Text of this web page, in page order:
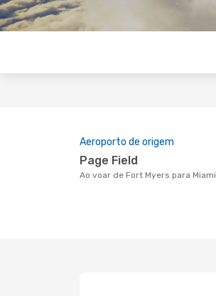
Aeroporto de origem
Page Field
Ao voar de Fort Myers para Miami